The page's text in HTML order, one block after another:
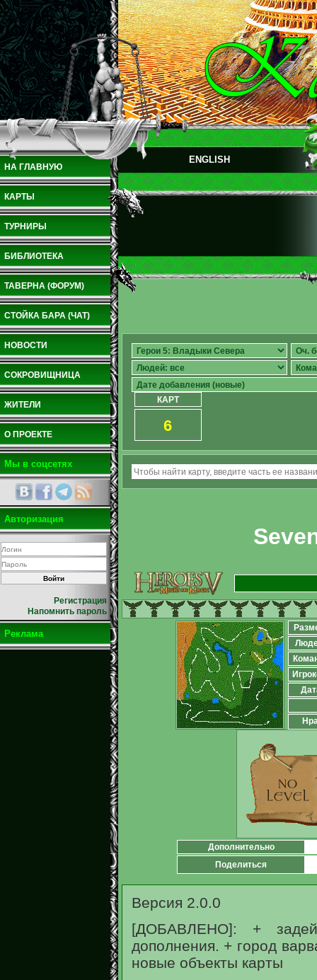
НА ГЛАВНУЮ
КАРТЫ
ТУРНИРЫ
БИБЛИОТЕКА
ТАВЕРНА (ФОРУМ)
СТОЙКА БАРА (ЧАТ)
НОВОСТИ
СОКРОВИЩНИЦА
ЖИТЕЛИ
О ПРОЕКТЕ
Мы в соцсетях
Авторизация
Регистрация
Напомнить пароль
Реклама
ENGLISH
КАРТ
6
Дополнительно
Поделиться
Версия 2.0.0
[ДОБАВЛЕНО]: +
дополнения. + город
новые объекты карты